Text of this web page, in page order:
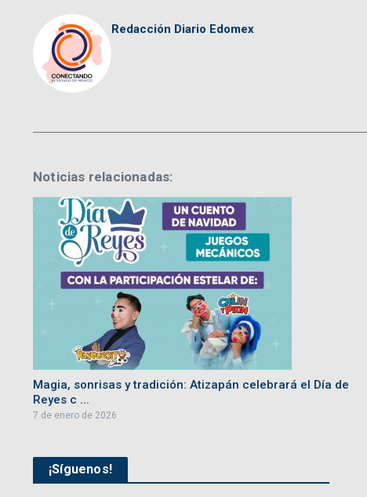
Redacción Diario Edomex
Noticias relacionadas:
Magia, sonrisas y tradición: Atizapán celebrará el Día de
Reyes c ...
7 de enero de 2026
¡Síguenos!